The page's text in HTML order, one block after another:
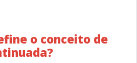
o conceito de